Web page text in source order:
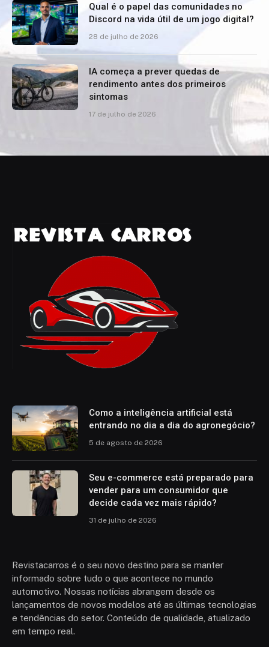
Qual é o papel das comunidades no
Discord na vida útil de um jogo digital?
28 de julho de 2026
IA começa a prever quedas de
rendimento antes dos primeiros
sintomas
17 de julho de 2026
Como a inteligência artificial está
entrando no dia a dia do agronegócio?
5 de agosto de 2026
Seu e-commerce está preparado para
vender para um consumidor que
decide cada vez mais rápido?
31 de julho de 2026
Revistacarros é o seu novo destino para se manter
informado sobre tudo o que acontece no mundo
automotivo. Nossas notícias abrangem desde os
lançamentos de novos modelos até as últimas tecnologias
e tendências do setor. Conteúdo de qualidade, atualizado
em tempo real.